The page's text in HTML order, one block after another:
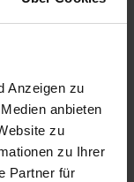
Anzeigen zu
anbieten
zu
zu Ihrer
Partner für